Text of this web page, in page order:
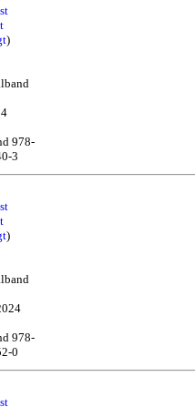
)
978-
3
)
978-
0